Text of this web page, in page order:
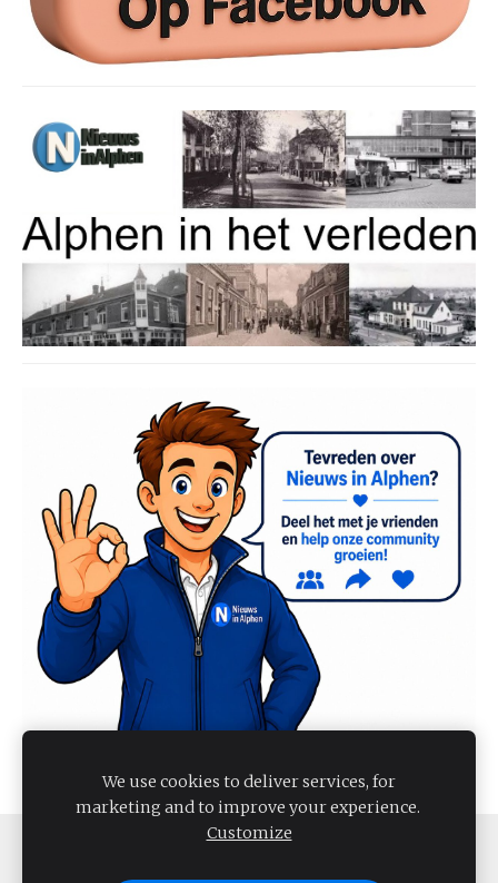
We use cookies to deliver services, for
marketing and to improve your experience.
Customize